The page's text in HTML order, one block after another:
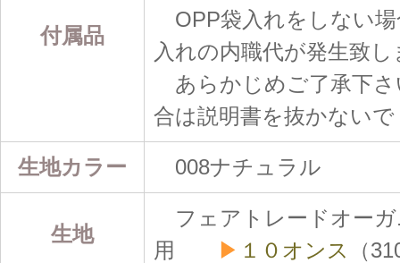
付属品
OPP袋入れをしない
入れの内職代が発生致し
あらかじめご了承下さ
合は説明書を抜かない
生地カラー 008ナチュラル
生地
フェアトレードオー
用
▶ １０オンス （